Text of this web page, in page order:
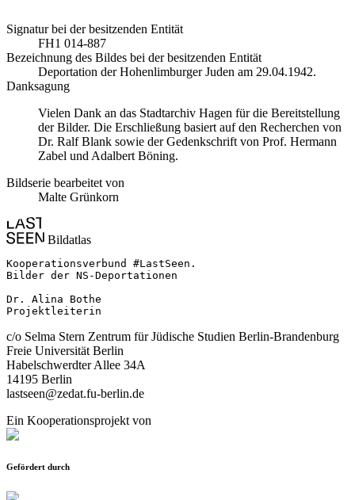
Signatur bei der besitzenden Entität
FH1 014-887
Bezeichnung des Bildes bei der besitzenden Entität
Deportation der Hohenlimburger Juden am 29.04.1942.
Danksagung
Vielen Dank an das Stadtarchiv Hagen für die Bereitstellung
der Bilder. Die Erschließung basiert auf den Recherchen von
Dr. Ralf Blank sowie der Gedenkschrift von Prof. Hermann
Zabel und Adalbert Böning.
Bildserie bearbeitet von
Malte Grünkorn
Bildatlas
Kooperationsverbund #LastSeen.
Bilder der NS-Deportationen
Dr. Alina Bothe
Projektleiterin
c/o Selma Stern Zentrum für Jüdische Studien Berlin-Brandenburg
Freie Universität Berlin
Habelschwerdter Allee 34A
14195 Berlin
lastseen@zedat.fu-berlin.de
Ein Kooperationsprojekt von
Gefördert durch